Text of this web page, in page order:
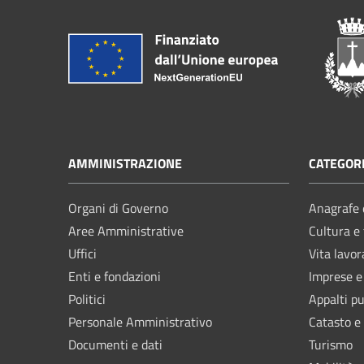
AMMINISTRAZIONE
Organi di Governo
Aree Amministrative
Uffici
Enti e fondazioni
Politici
Personale Amministrativo
Documenti e dati
Cultura
Vita
Imprese
Appalti
Catasto
Turismo